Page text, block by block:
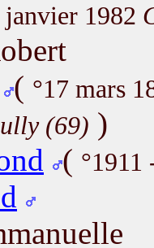
janvier 1982
( °17 mars
(69) )
( °1911